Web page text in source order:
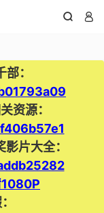
 
：
资源：
片大全：
1080P